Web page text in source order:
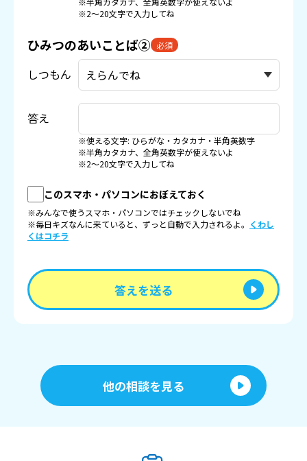
※2〜20文字で入力してね
ひみつのあいことば② 必須
しつもん
答え
※使える文字: ひらがな・カタカナ・半角英数字
※半角カタカナ、全角英数字が使えないよ
※2〜20文字で入力してね
このスマホ・パソコンにおぼえておく
※みんなで使うスマホ・パソコンではチェックしないでね
※毎日キズなんに来ていると、ずっと自動で入力されるよ。 くわし
くはコチラ
答えを送る
他の相談を見る